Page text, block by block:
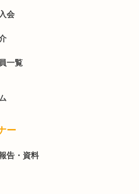
会
一覧
ー
告・資料